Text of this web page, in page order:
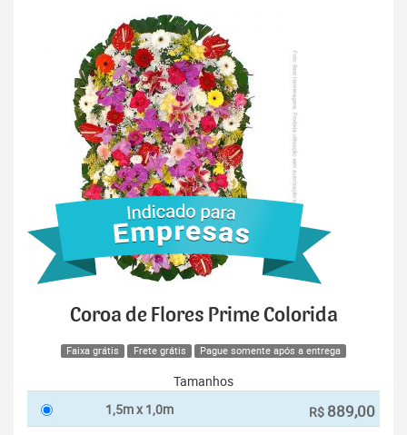
Coroa de Flores Prime Colorida
Faixa grátis Frete grátis Pague somente após a entrega
Tamanhos
1,5m x 1,0m
R$ 889,00